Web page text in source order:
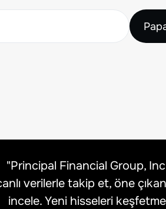
"Principal Financial Group,
verilerle takip et, öne
incele. Yeni hisseleri